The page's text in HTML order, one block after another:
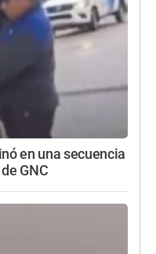
en una secuencia
GNC